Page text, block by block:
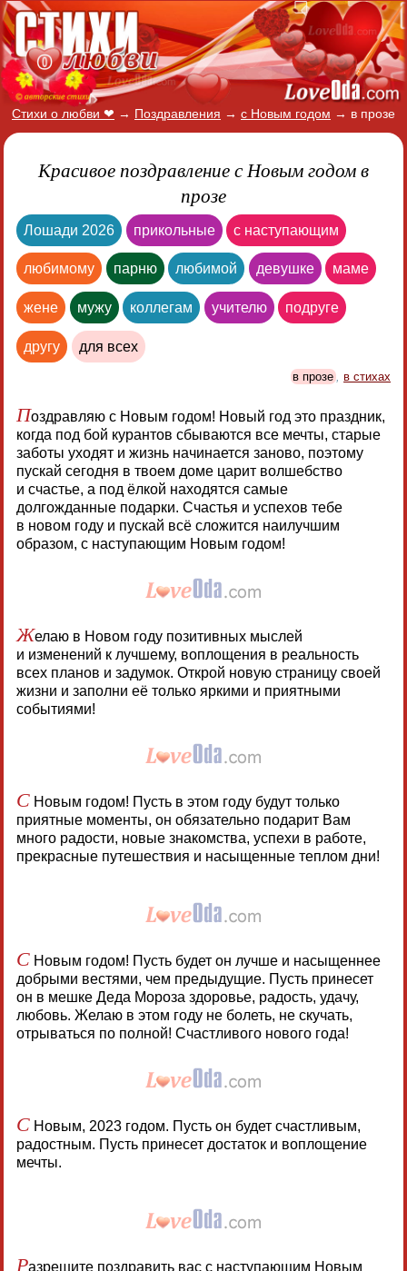
Стихи о любви ❤ → Поздравления → с Новым годом → в прозе
Красивое поздравление с Новым годом в
прозе
Лошади 2026 прикольные с наступающим
любимому парню любимой девушке маме
жене мужу коллегам учителю подруге
другу для всех
в прозе в стихах
Поздравляю с Новым годом! Новый год это праздник,
когда под бой курантов сбываются все мечты, старые
заботы уходят и жизнь начинается заново, поэтому
пускай сегодня в твоем доме царит волшебство
и счастье, а под ёлкой находятся самые
долгожданные подарки. Счастья и успехов тебе
в новом году и пускай всё сложится наилучшим
образом, с наступающим Новым годом!
Желаю в Новом году позитивных мыслей
и изменений к лучшему, воплощения в реальность
всех планов и задумок. Открой новую страницу своей
жизни и заполни её только яркими и приятными
событиями!
СНовым годом! Пусть в этом году будут только
приятные моменты, он обязательно подарит Вам
много радости, новые знакомства, успехи в работе,
прекрасные путешествия и насыщенные теплом дни!
СНовым годом! Пусть будет он лучше и насыщеннее
добрыми вестями, чем предыдущие. Пусть принесет
он в мешке Деда Мороза здоровье, радость, удачу,
любовь. Желаю в этом году не болеть, не скучать,
отрываться по полной! Счастливого нового года!
СНовым, 2023 годом. Пусть он будет счастливым,
радостным. Пусть принесет достаток и воплощение
мечты.
Разрешите поздравить вас с наступающим Новым